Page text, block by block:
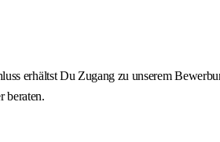
erhältst Du Zugang zu unserem
beraten.